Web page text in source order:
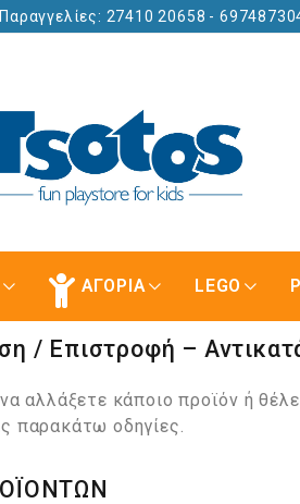
27410 20658 -
ΑΓΟΡΙΑ LEGO
/ Επιστροφή –
να αλλάξετε κάποιο προϊόν ή
παρακάτω οδηγίες.